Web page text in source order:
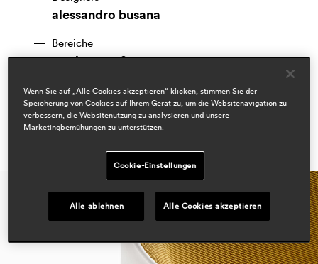
alessandro busana
Bereiche
workspace & corporate
Wenn Sie auf „Alle Cookies akzeptieren“ klicken, stimmen Sie der
Speicherung von Cookies auf Ihrem Gerät zu, um die Websitenavigation zu
verbessern, die Websitenutzung zu analysieren und unsere
Marketingbemühungen zu unterstützen.
Cookie-Einstellungen
Alle ablehnen Alle Cookies akzeptieren